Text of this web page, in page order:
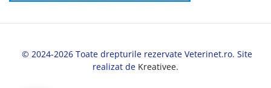
© 2024-2026 Toate drepturile rezervate Veterinet.ro. Site
realizat de Kreativee.